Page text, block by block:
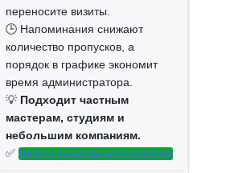
переносите визиты.
🕒 Напоминания снижают
количество пропусков, а
порядок в графике экономит
время администратора.
💡 Подходит частным
мастерам, студиям и
небольшим компаниям.
✅ Начать пользоваться сервисом